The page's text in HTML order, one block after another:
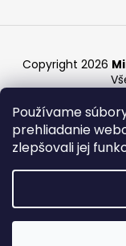
Používame
prehliadanie
zlepšovali jej
Copyright 2026